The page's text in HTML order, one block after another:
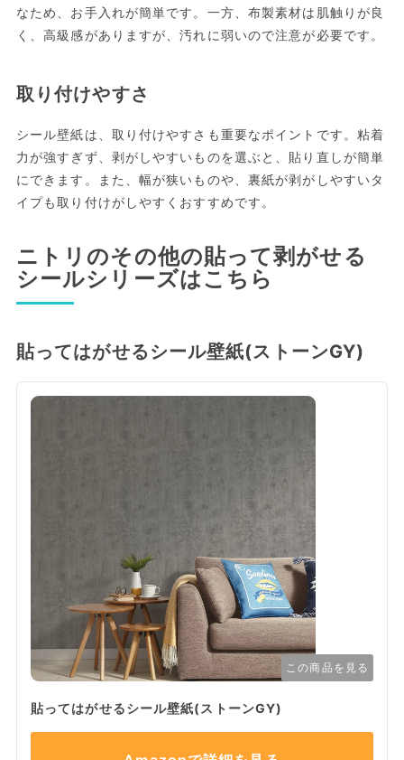
なため、お手入れが簡単です。一方、布製素材は肌触りが良
く、高級感がありますが、汚れに弱いので注意が必要です。
取り付けやすさ
シール壁紙は、取り付けやすさも重要なポイントです。粘着
力が強すぎず、剥がしやすいものを選ぶと、貼り直しが簡単
にできます。また、幅が狭いものや、裏紙が剥がしやすいタ
イプも取り付けがしやすくおすすめです。
ニトリのその他の貼って剥がせる
シールシリーズはこちら
貼ってはがせるシール壁紙(ストーンGY)
この商品を見る
貼ってはがせるシール壁紙(ストーンGY)